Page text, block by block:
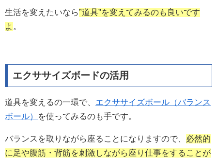
生活を変えたいなら”道具”を変えてみるのも良いです
よ 。
エクササイズボードの活用
道具を変えるの一環で、 エクササイズボール（バランス
ボール）
を使ってみるのも手です。
バランスを取りながら座ることになりますので、 必然的
に足や腹筋・背筋を刺激しながら座り仕事をすることが